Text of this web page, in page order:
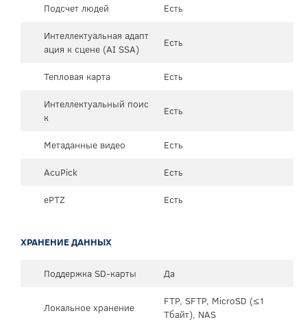
Подсчет людей
Есть
Интеллектуальная адапт
ация к сцене (AI SSA)
Есть
Тепловая карта
Есть
Интеллектуальный поис
к
Есть
Метаданные видео
Есть
AcuPick
Есть
ePTZ
Есть
ХРАНЕНИЕ ДАННЫХ
Поддержка SD-карты Да
Локальное хранение
FTP, SFTP, MicroSD (≤1
Тбайт), NAS